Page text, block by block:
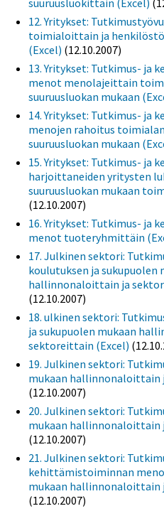
suuruusluokittain (Excel)
12. Yritykset:
toimialoittain ja
(Excel) (12.10.2007)
13. Yritykset: Tutkimus- ja
menot menolajeittain
suuruusluokan mukaan
14. Yritykset: Tutkimus- ja
menojen rahoitus
suuruusluokan mukaan
15. Yritykset: Tutkimus- ja
harjoittaneiden yritysten
suuruusluokan mukaan
(12.10.2007)
16. Yritykset: Tutkimus- ja
menot tuoteryhmittäin
17. Julkinen sektori:
koulutuksen ja sukupuolen
hallinnonaloittain ja
(12.10.2007)
18. ulkinen sektori:
ja sukupuolen mukaan
sektoreittain (Excel)
19. Julkinen sektori:
mukaan hallinnonaloittain
(12.10.2007)
20. Julkinen sektori:
mukaan hallinnonaloittain
(12.10.2007)
21. Julkinen sektori:
kehittämistoiminnan
mukaan hallinnonaloittain
(12.10.2007)